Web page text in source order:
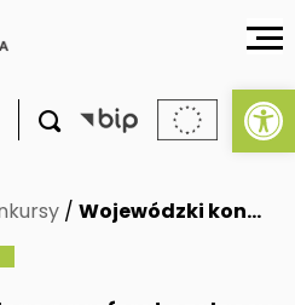

/ Wojewódzki kon…